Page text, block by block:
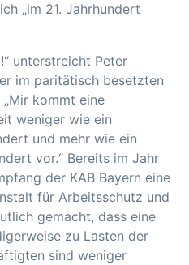
„im 21. Jahrhundert
unterstreicht Peter
im paritätisch besetzten
kommt eine
weniger wie ein
und mehr wie ein
vor.“ Bereits im Jahr
der KAB Bayern eine
für Arbeitsschutz und
gemacht, dass eine
zu Lasten der
sind weniger